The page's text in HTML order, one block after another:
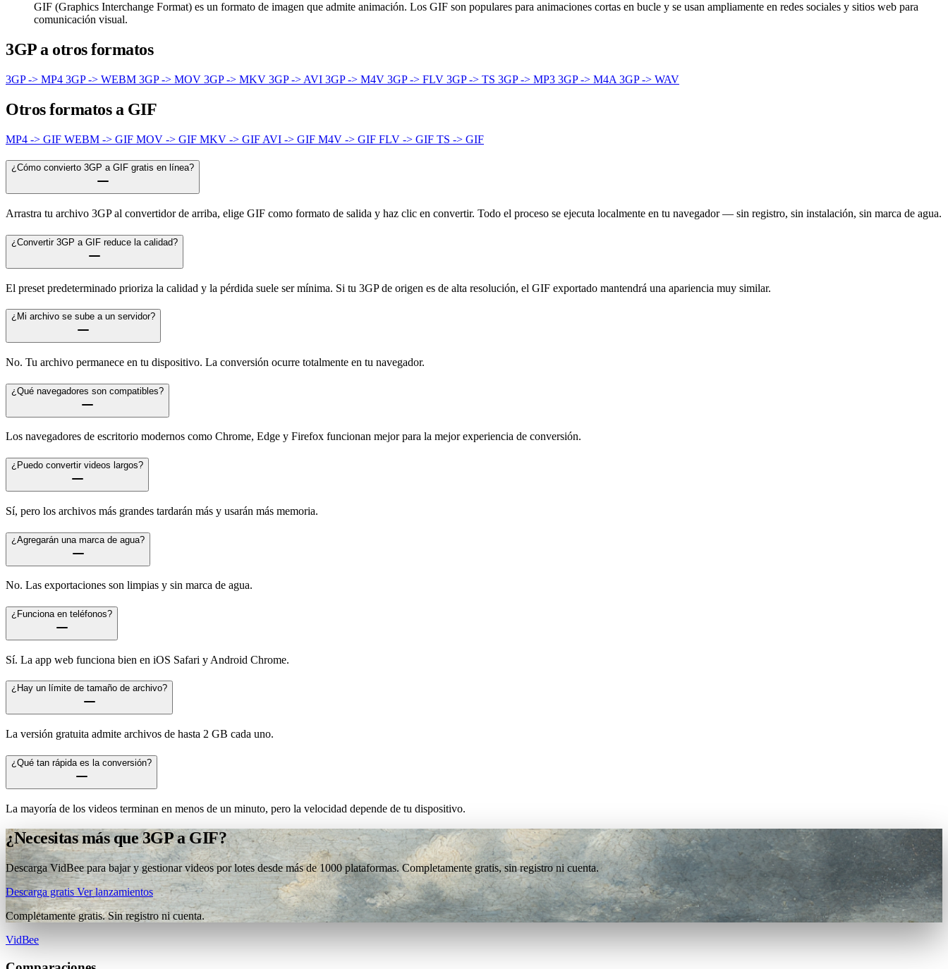
GIF (Graphics Interchange Format) es un formato de imagen que admite animación. Los GIF son populares para animaciones cortas en bucle y se usan ampliamente en redes sociales y sitios web para
comunicación visual.
3GP a otros formatos
3GP -> MP4 3GP -> WEBM 3GP -> MOV 3GP -> MKV 3GP -> AVI 3GP -> M4V 3GP -> FLV 3GP -> TS 3GP -> MP3 3GP -> M4A 3GP -> WAV
Otros formatos a GIF
MP4 -> GIF WEBM -> GIF MOV -> GIF MKV -> GIF AVI -> GIF M4V -> GIF FLV -> GIF TS -> GIF
¿Cómo convierto 3GP a GIF gratis en línea?
Arrastra tu archivo 3GP al convertidor de arriba, elige GIF como formato de salida y haz clic en convertir. Todo el proceso se ejecuta localmente en tu navegador — sin registro, sin instalación, sin marca de agua.
¿Convertir 3GP a GIF reduce la calidad?
El preset predeterminado prioriza la calidad y la pérdida suele ser mínima. Si tu 3GP de origen es de alta resolución, el GIF exportado mantendrá una apariencia muy similar.
¿Mi archivo se sube a un servidor?
No. Tu archivo permanece en tu dispositivo. La conversión ocurre totalmente en tu navegador.
¿Qué navegadores son compatibles?
Los navegadores de escritorio modernos como Chrome, Edge y Firefox funcionan mejor para la mejor experiencia de conversión.
¿Puedo convertir videos largos?
Sí, pero los archivos más grandes tardarán más y usarán más memoria.
¿Agregarán una marca de agua?
No. Las exportaciones son limpias y sin marca de agua.
¿Funciona en teléfonos?
Sí. La app web funciona bien en iOS Safari y Android Chrome.
¿Hay un límite de tamaño de archivo?
La versión gratuita admite archivos de hasta 2 GB cada uno.
¿Qué tan rápida es la conversión?
La mayoría de los videos terminan en menos de un minuto, pero la velocidad depende de tu dispositivo.
¿Necesitas más que 3GP a GIF?
Descarga VidBee para bajar y gestionar videos por lotes desde más de 1000 plataformas. Completamente gratis, sin registro ni cuenta.
Descarga gratis Ver lanzamientos
Completamente gratis. Sin registro ni cuenta.
VidBee